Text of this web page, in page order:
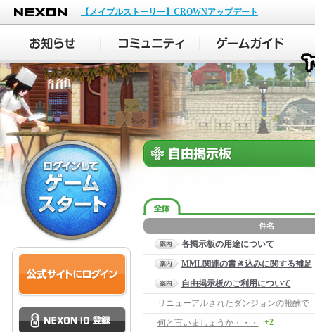
NEXON
【メイプルストーリー】CROWNアップデート
各掲示板の用途について
MML関連の書き込みに関する補足
自由掲示板のご利用について
リニューアルされたダンジョンの報酬で
何と言いましょうか・・・ +2